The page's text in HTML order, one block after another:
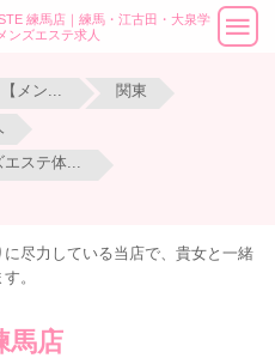
練馬店｜練馬・江古田・大泉学
ンズエステ求人
関東
尽力している当店で、貴女と一緒
。
馬店